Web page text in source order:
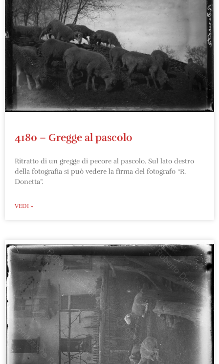
4180 – Gregge al pascolo
Ritratto di un gregge di pecore al pascolo. Sul lato destro
della fotografia si può vedere la firma del fotografo “R.
Donetta”.
VEDI »